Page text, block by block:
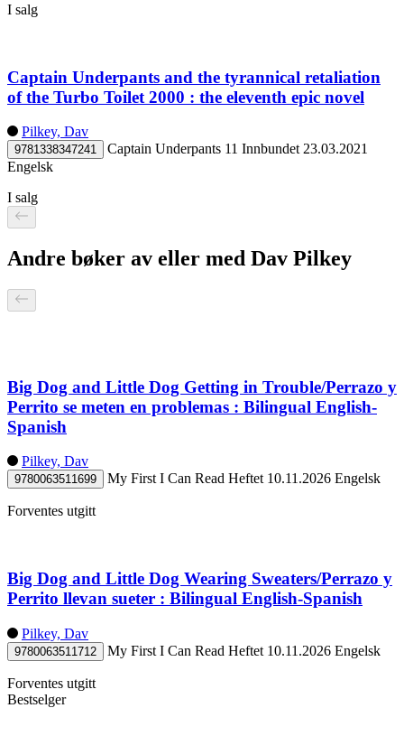
I salg
Captain Underpants and the tyrannical retaliation
of the Turbo Toilet 2000 : the eleventh epic novel
Pilkey, Dav
9781338347241 Captain Underpants 11 Innbundet 23.03.2021
Engelsk
I salg
Andre bøker av eller med Dav Pilkey
Big Dog and Little Dog Getting in Trouble/Perrazo y
Perrito se meten en problemas : Bilingual English-
Spanish
Pilkey, Dav
9780063511699 My First I Can Read Heftet 10.11.2026 Engelsk
Forventes utgitt
Big Dog and Little Dog Wearing Sweaters/Perrazo y
Perrito llevan sueter : Bilingual English-Spanish
Pilkey, Dav
9780063511712 My First I Can Read Heftet 10.11.2026 Engelsk
Forventes utgitt
Bestselger